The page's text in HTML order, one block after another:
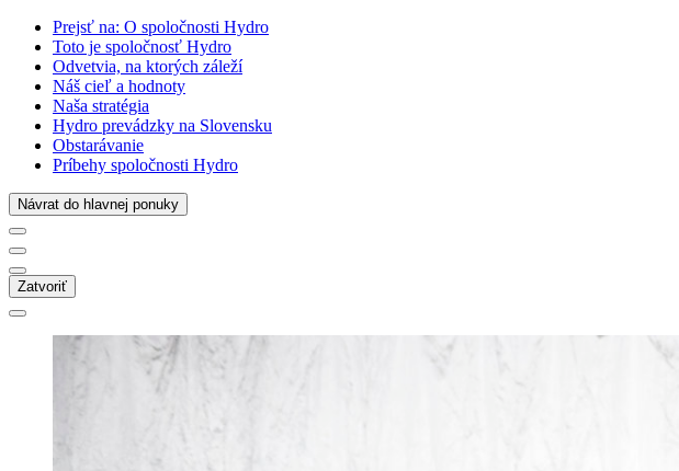
Prejsť na: O spoločnosti Hydro
Toto je spoločnosť Hydro
Odvetvia, na ktorých záleží
Náš cieľ a hodnoty
Naša stratégia
Hydro prevádzky na Slovensku
Obstarávanie
Príbehy spoločnosti Hydro
Návrat do hlavnej ponuky
Zatvoriť